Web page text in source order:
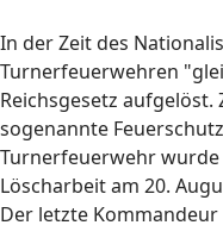
In der Zeit des
Turnerfeuerwehren
Reichsgesetz
sogenannte
Turnerfeuerwehr
Löscharbeit am 20.
Der letzte